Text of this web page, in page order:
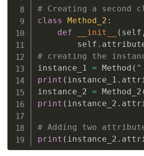
# Creating a second
class
Method_2 :
def
__init__ ( self ,
        self
.
# creating the
instance_1 = Method ( "
print ( instance_1 .
instance_2 = Method_2
print ( instance_2 .
# Adding two
print ( instance_2 .